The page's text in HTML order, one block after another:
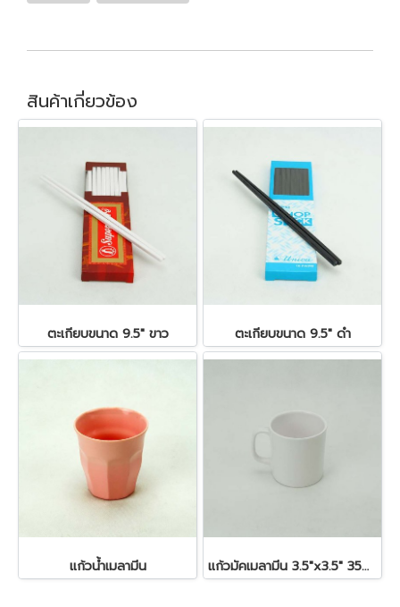
สินค้าเกี่ยวข้อง
ตะเกียบขนาด 9.5" ขาว ตะเกียบขนาด 9.5" ดำ
แก้วน้ำเมลามีน แก้วมัคเมลามีน 3.5"x3.5" 350 ซีซี